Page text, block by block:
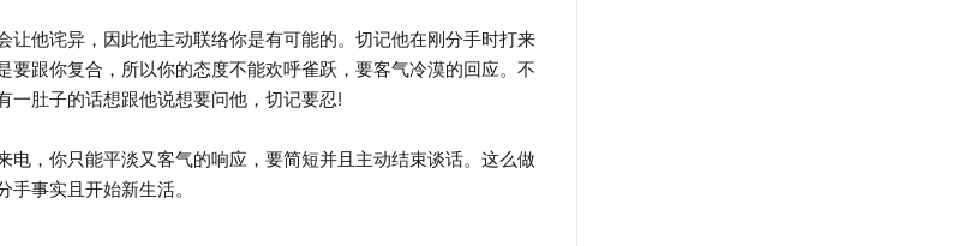
他诧异，因此他主动联络你是有可能的。切记他在刚分手时打来
要跟你复合，所以你的态度不能欢呼雀跃，要客气冷漠的回应。不
一肚子的话想跟他说想要问他，切记要忍!
，你只能平淡又客气的响应，要简短并且主动结束谈话。这么做
事实且开始新生活。